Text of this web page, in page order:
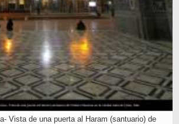
Vista de una puerta al Haram (santuario) de